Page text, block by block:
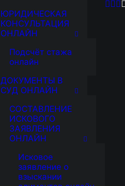
ЮРИДИЧЕСКАЯ
КОНСУЛЬТАЦИЯ
ОНЛАЙН
Подсчёт стажа
онлайн
ДОКУМЕНТЫ В
СУД ОНЛАЙН
СОСТАВЛЕНИЕ
ИСКОВОГО
ЗАЯВЛЕНИЯ
ОНЛАЙН
Исковое
заявление о
взыскании